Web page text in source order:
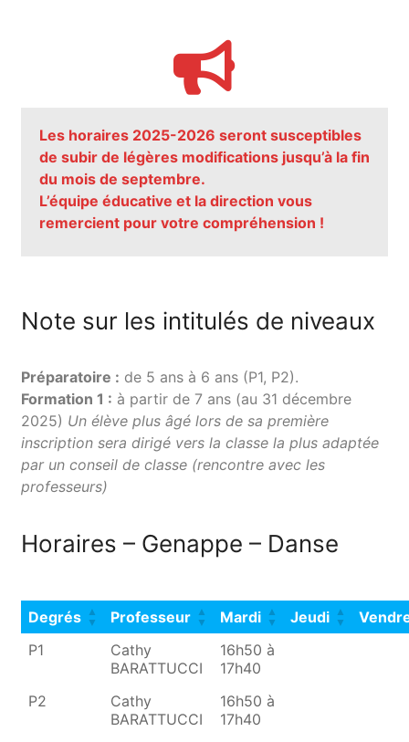
Les horaires 2025-2026 seront susceptibles
de subir de légères modifications jusqu’à la fin
du mois de septembre.
L’équipe éducative et la direction vous
remercient pour votre compréhension !
Note sur les intitulés de niveaux
Préparatoire : de 5 ans à 6 ans (P1, P2).
Formation 1 : à partir de 7 ans (au 31 décembre
2025) Un élève plus âgé lors de sa première
inscription sera dirigé vers la classe la plus adaptée
par un conseil de classe (rencontre avec les
professeurs)
Horaires – Genappe – Danse
Degrés Professeur Mardi Jeudi
P1
Cathy
BARATTUCCI
16h50 à
17h40
P2
Cathy
BARATTUCCI
16h50 à
17h40